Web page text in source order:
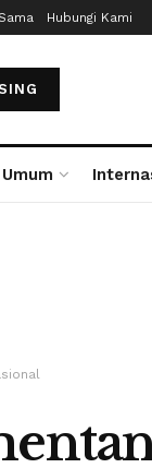
Hubungi Kami
Umum